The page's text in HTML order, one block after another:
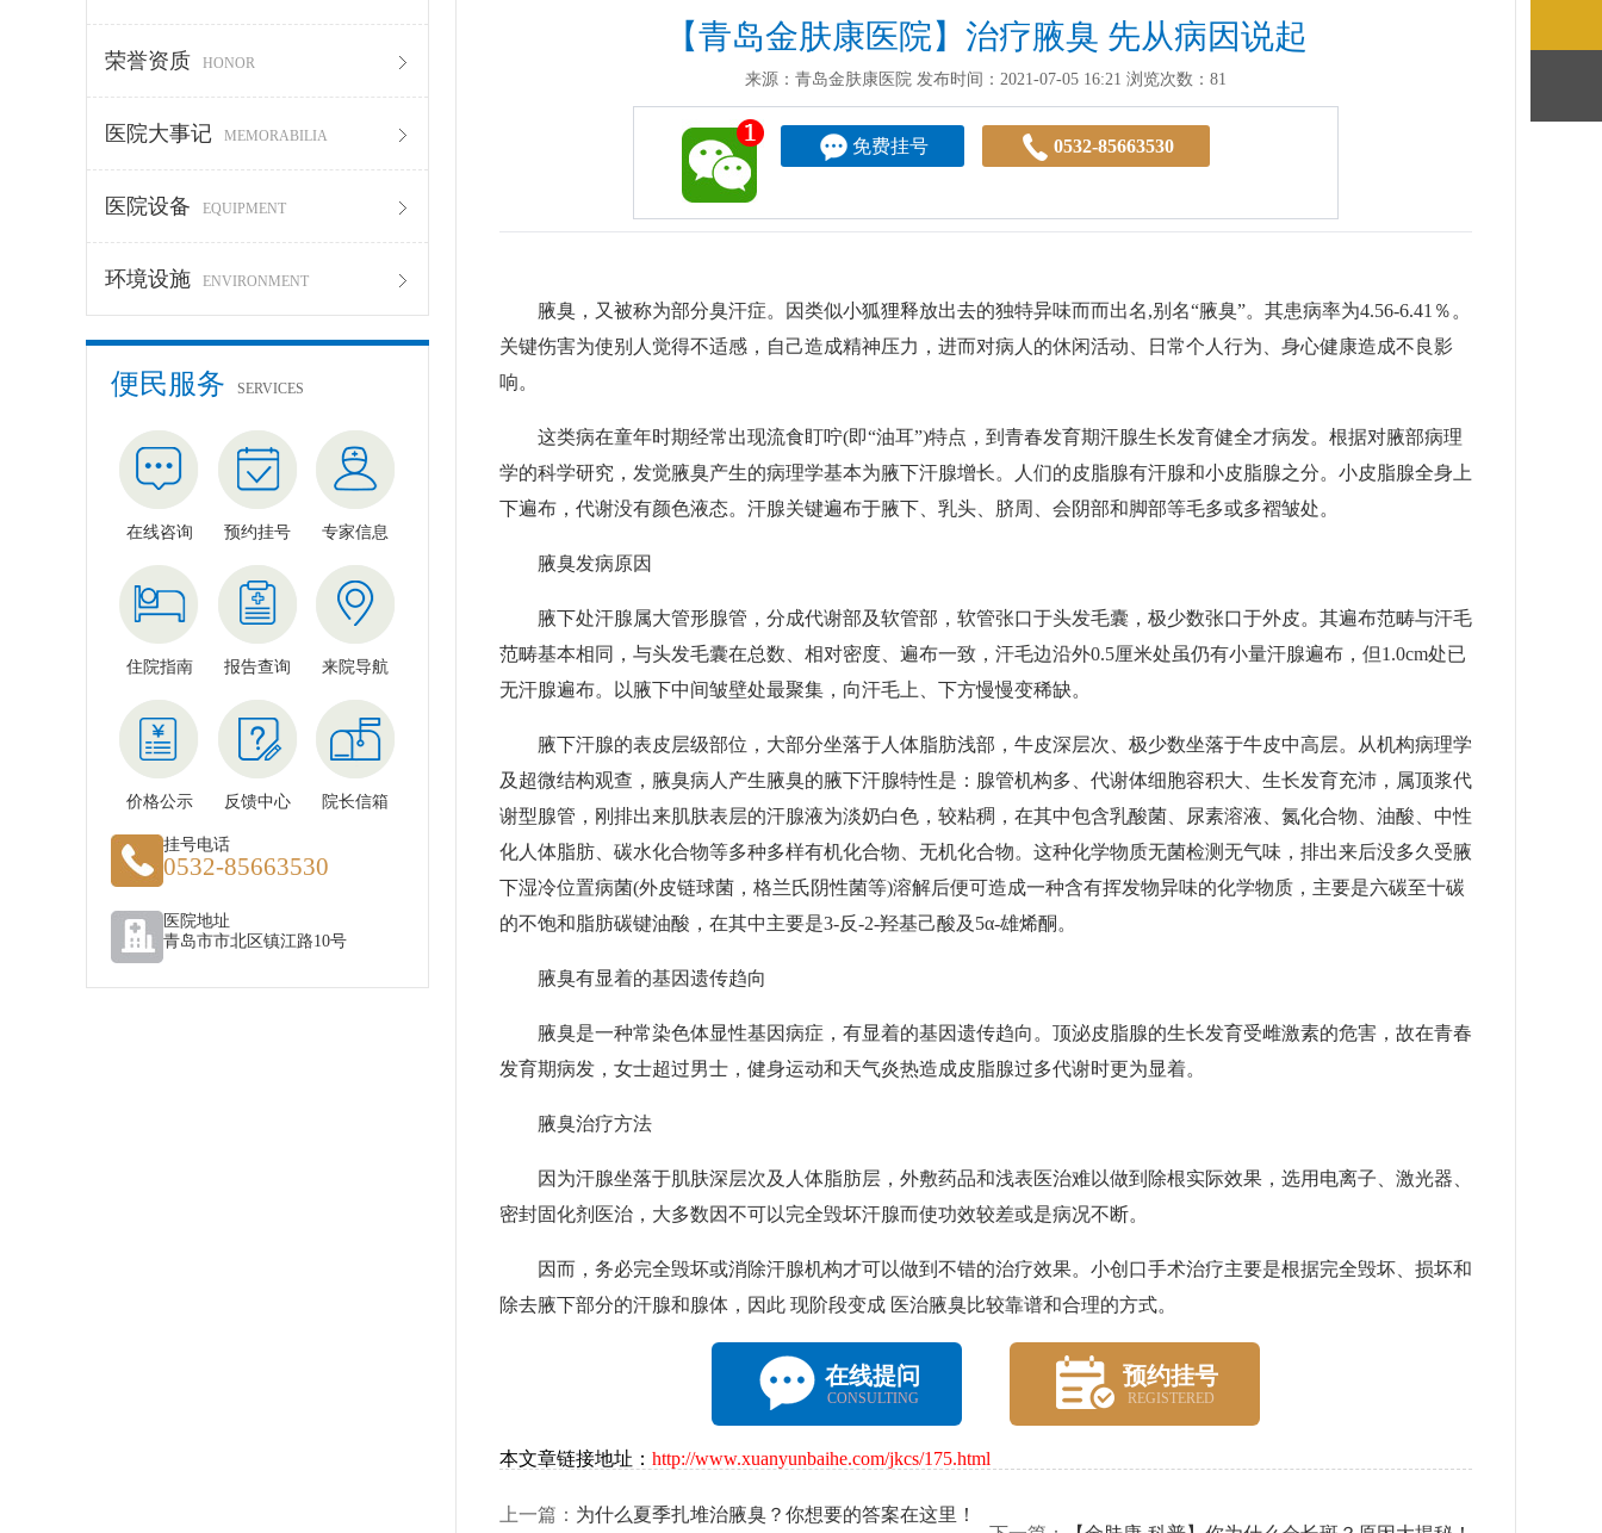
荣誉资质 HONOR
医院大事记 MEMORABILIA
医院设备 EQUIPMENT
环境设施 ENVIRONMENT
便民服务 SERVICES
在线咨询 预约挂号 专家信息
住院指南 报告查询 来院导航
价格公示 反馈中心 院长信箱
挂号电话
0532-85663530
医院地址
青岛市市北区镇江路10号
【青岛金肤康医院】治疗腋臭 先从病因说起
来源：青岛金肤康医院 发布时间：2021-07-05 16:21 浏览次数：81
免费挂号 0532-85663530
腋臭，又被称为部分臭汗症。因类似小狐狸释放出去的独特异味而而出名,别名“腋臭”。其患病率为4.56-6.41％。
关键伤害为使别人觉得不适感，自己造成精神压力，进而对病人的休闲活动、日常个人行为、身心健康造成不良影
响。
这类病在童年时期经常出现流食盯咛(即“油耳”)特点，到青春发育期汗腺生长发育健全才病发。根据对腋部病理
学的科学研究，发觉腋臭产生的病理学基本为腋下汗腺增长。人们的皮脂腺有汗腺和小皮脂腺之分。小皮脂腺全身上
下遍布，代谢没有颜色液态。汗腺关键遍布于腋下、乳头、脐周、会阴部和脚部等毛多或多褶皱处。
腋臭发病原因
腋下处汗腺属大管形腺管，分成代谢部及软管部，软管张口于头发毛囊，极少数张口于外皮。其遍布范畴与汗毛
范畴基本相同，与头发毛囊在总数、相对密度、遍布一致，汗毛边沿外0.5厘米处虽仍有小量汗腺遍布，但1.0cm处已
无汗腺遍布。以腋下中间皱壁处最聚集，向汗毛上、下方慢慢变稀缺。
腋下汗腺的表皮层级部位，大部分坐落于人体脂肪浅部，牛皮深层次、极少数坐落于牛皮中高层。从机构病理学
及超微结构观查，腋臭病人产生腋臭的腋下汗腺特性是：腺管机构多、代谢体细胞容积大、生长发育充沛，属顶浆代
谢型腺管，刚排出来肌肤表层的汗腺液为淡奶白色，较粘稠，在其中包含乳酸菌、尿素溶液、氮化合物、油酸、中性
化人体脂肪、碳水化合物等多种多样有机化合物、无机化合物。这种化学物质无菌检测无气味，排出来后没多久受腋
下湿冷位置病菌(外皮链球菌，格兰氏阴性菌等)溶解后便可造成一种含有挥发物异味的化学物质，主要是六碳至十碳
的不饱和脂肪碳键油酸，在其中主要是3-反-2-羟基己酸及5α-雄烯酮。
腋臭有显着的基因遗传趋向
腋臭是一种常染色体显性基因病症，有显着的基因遗传趋向。顶泌皮脂腺的生长发育受雌激素的危害，故在青春
发育期病发，女士超过男士，健身运动和天气炎热造成皮脂腺过多代谢时更为显着。
腋臭治疗方法
因为汗腺坐落于肌肤深层次及人体脂肪层，外敷药品和浅表医治难以做到除根实际效果，选用电离子、激光器、
密封固化剂医治，大多数因不可以完全毁坏汗腺而使功效较差或是病况不断。
因而，务必完全毁坏或消除汗腺机构才可以做到不错的治疗效果。小创口手术治疗主要是根据完全毁坏、损坏和
除去腋下部分的汗腺和腺体，因此 现阶段变成 医治腋臭比较靠谱和合理的方式。
在线提问
CONSULTING
预约挂号
REGISTERED
本文章链接地址： http://www.xuanyunbaihe.com/jkcs/175.html
上一篇： 为什么夏季扎堆治腋臭？你想要的答案在这里！